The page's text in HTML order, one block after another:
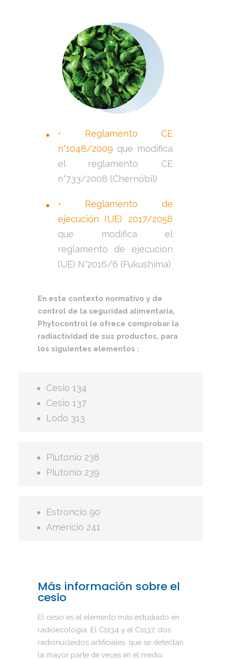
• Reglamento CE
n°1048/2009 que modifica
el reglamento CE
n°733/2008 (Chernóbil)
• Reglamento de
ejecución (UE) 2017/2058
que modifica el
reglamento de ejecución
(UE) N°2016/6 (Fukushima)
En este contexto normativo y de
control de la seguridad alimentaria,
Phytocontrol le ofrece comprobar la
radiactividad de sus productos, para
los siguientes elementos :
Cesio 134
Cesio 137
Lodo 313
Plutonio 238
Plutonio 239
Estroncio 90
Americio 241
Más información sobre el
cesio
El cesio es el elemento más estudiado en
radioecología. El Cs134 y el Cs137, dos
radionucleidos artificiales, que se detectan
la mayor parte de veces en el medio